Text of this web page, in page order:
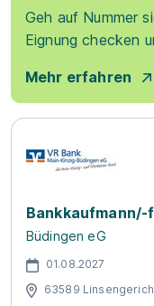
Geh auf Nummer
Eignung checken
Mehr erfahren
Büdingen eG
01.08.2027
63589